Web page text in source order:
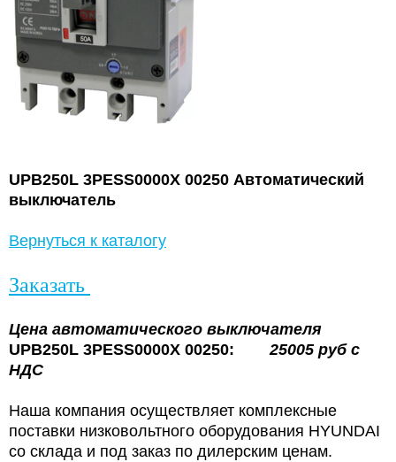
UPB250L 3PESS0000X 00250 Автоматический
выключатель
Вернуться к каталогу
Заказать
Цена автоматического выключателя
UPB250L 3PESS0000X 00250:25005 руб с
НДС
Наша компания осуществляет комплексные
поставки низковольтного оборудования HYUNDAI
со склада и под заказ по дилерским ценам.